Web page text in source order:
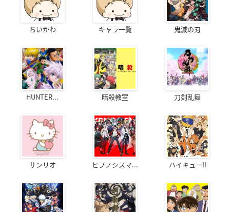
ちいかわ キャラ一覧 鬼滅の刃
HUNTER... 暗殺教室 刀剣乱舞
サンリオ ヒプノシスマ... ハイキュー!!